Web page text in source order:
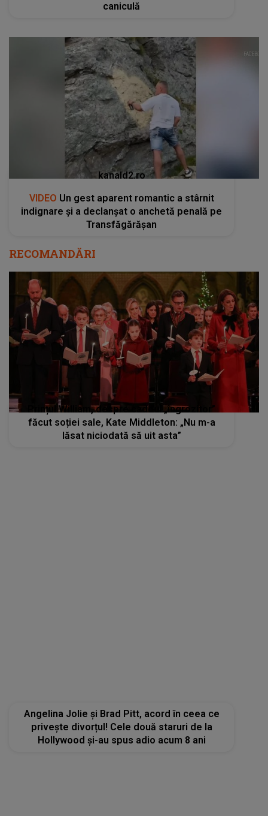
caniculă
kanald2.ro
VIDEO Un gest aparent romantic a stârnit
indignare și a declanșat o anchetă penală pe
Transfăgărășan
RECOMANDĂRI
Prințul William, despre cadoul „îngrozitor”
făcut soției sale, Kate Middleton: „Nu m-a
lăsat niciodată să uit asta”
STIRI MONDENE